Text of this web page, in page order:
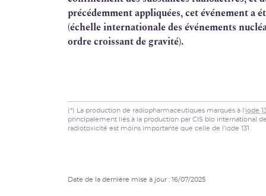
précédemment appliquées, cet événement a
(échelle internationale des événements
ordre croissant de gravité).
(*) La production de radiopharmaceutiques marqués à l’iode
principalement liés à la production par CIS bio international
radiotoxicité est moins importante que celle de l’iode 131.
Date de la dernière mise à jour : 16/07/2025